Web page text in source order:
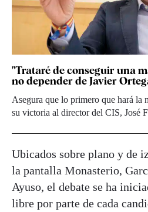
"Trataré de conseguir una
no depender de Javier
Asegura que lo primero que hará la
su victoria al director del CIS, José
Ubicados sobre plano y de
la pantalla Monasterio,
Ayuso, el debate se ha
libre por parte de cada